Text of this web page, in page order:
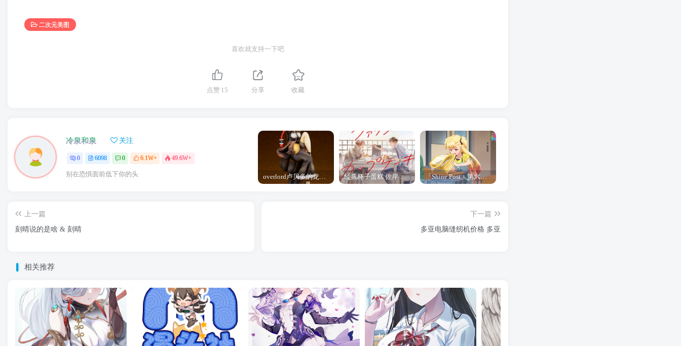
二次元美图
喜欢就支持一下吧
点赞 15 分享 收藏
冷泉和泉 关注
0 6098 0 6.1W+ 49.6W+
别在恐惧面前低下你的头 经典杯子蛋糕 佐岸 漫画「经典杯子蛋糕」宣布真人日剧化 「Shine Post」第六话ED主题曲「Yellow Rose」无字幕MV公开
上一篇
刻晴说的是啥 & 刻晴
下一篇
多亚电脑缝纫机价格 多亚
相关推荐